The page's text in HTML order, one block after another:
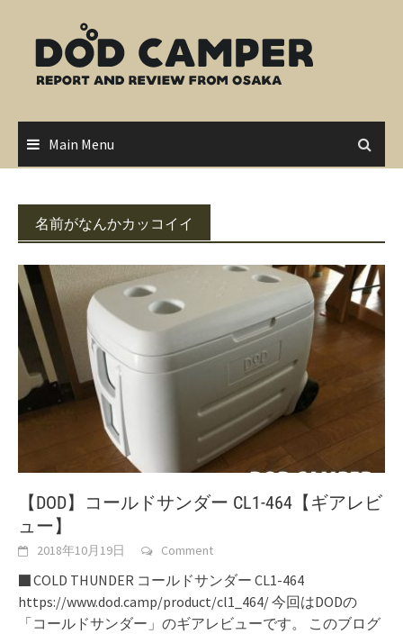
content
Main Menu
名前がなんかカッコイイ
【DOD】コールドサンダー CL1-464【ギアレビ
ュー】
2018年10月19日 Comment
■ COLD THUNDER コールドサンダー CL1-464
https://www.dod.camp/product/cl1_464/ 今回はDODの
「コールドサンダー」のギアレビューです。 このブログ